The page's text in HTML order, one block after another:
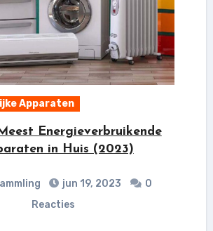
Apparaten
Energieverbruikende
in Huis (2023)
jun 19, 2023
0
Reacties